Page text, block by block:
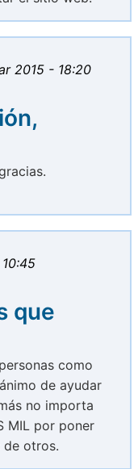
2015 - 18:20
que
como
de ayudar
no importa
MIL por poner
de otros.